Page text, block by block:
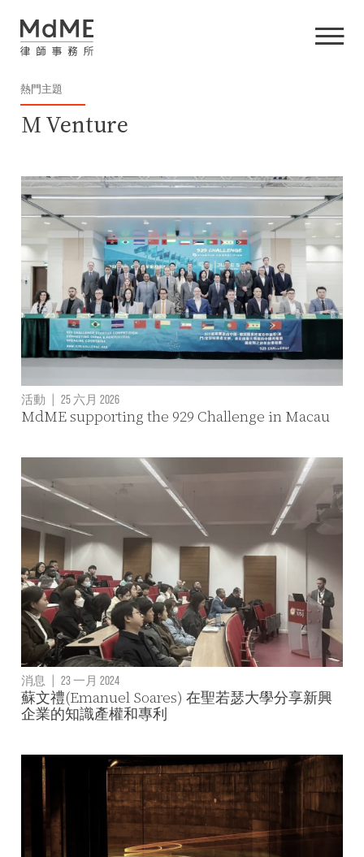
熱門主題
M Venture
活動 | 25 六月 2026
MdME supporting the 929 Challenge in Macau
消息 | 23 一月 2024
蘇文禮(Emanuel Soares) 在聖若瑟大學分享新興
企業的知識產權和專利